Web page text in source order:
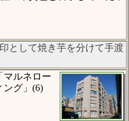
として焼き芋を分けて手渡
ルネロー
ング」(6)